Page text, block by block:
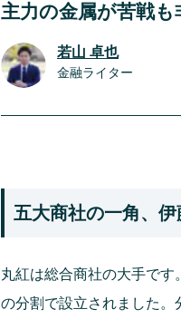
主力の金属が苦戦
若山 卓也
金融ライター
五大商社の一角、
丸紅は総合商社の大手で
の分割で設立されました。